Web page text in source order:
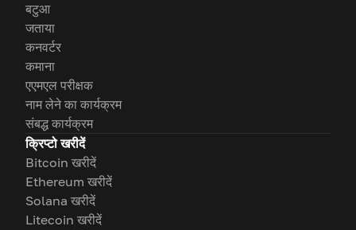
बटुआ
जताया
कनवर्टर
कमाना
एएमएल परीक्षक
नाम लेने का कार्यक्रम
संबद्ध कार्यक्रम
क्रिप्टो खरीदें
Bitcoin खरीदें
Ethereum खरीदें
Solana खरीदें
Litecoin खरीदें